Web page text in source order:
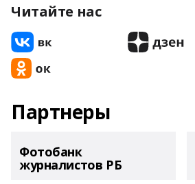
Читайте нас
Партнеры
Фотобанк
журналистов РБ